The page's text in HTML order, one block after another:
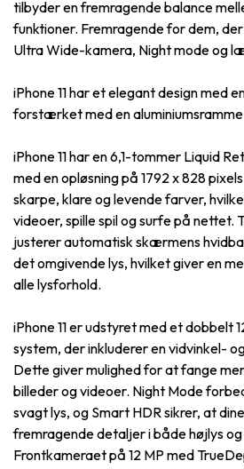
tilbyder en fremragende balance
funktioner. Fremragende for dem,
Ultra Wide-kamera, Night mode og
iPhone 11 har et elegant design med
forstærket med en
iPhone 11 har en 6,1-tommer Liquid
med en opløsning på 1792 x 828
skarpe, klare og levende farver,
videoer, spille spil og surfe på nettet.
justerer automatisk skærmens
det omgivende lys, hvilket giver en
alle lysforhold.
iPhone 11 er udstyret med et dobbelt
system, der inkluderer en vidvinkel-
Dette giver mulighed for at fange
billeder og videoer. Night Mode
svagt lys, og Smart HDR sikrer, at
fremragende detaljer i både højlys og
Frontkameraet på 12 MP med